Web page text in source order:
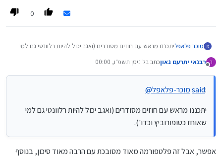
0
מ מוכר פלאפליתכננו מראש עם חוזים מסודרים (ואגב יכול להיות רלוונטי גם למי
ר
מנותק
רבנאי יתרעם גאוןכתב בל ניסן תשפ״ו, 00:00
נערך לאחרונה על ידי
@מוכר-פלאפלsaid:
יתכננו מראש עם חוזים מסודרים (ואגב יכול להיות רלוונטי גם למי
שאוחז כטופורוביץ וכדו').
אפשר, אבל זה פלטפורמה מאוד מסובכת עם הרבה מאוד סיכון, בנוסף